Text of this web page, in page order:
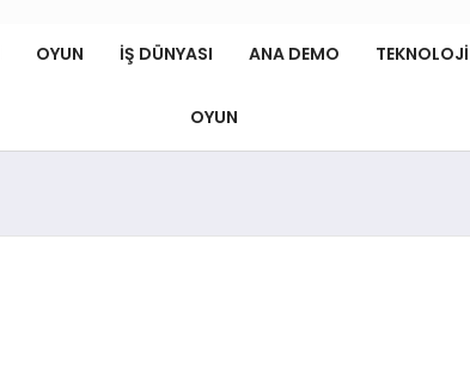
OYUN İŞ DÜNYASI ANA DEMO TEKNOLOJI
OYUN